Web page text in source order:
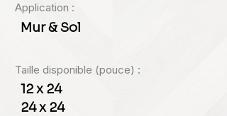
Application :
Mur & Sol
Taille disponible (pouce) :
12 x 24
24 x 24